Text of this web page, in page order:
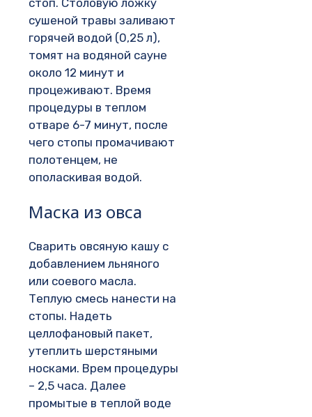
сушеной травы заливают
горячей водой (0,25 л),
томят на водяной сауне
около 12 минут и
процеживают. Время
процедуры в теплом
отваре 6-7 минут, после
чего стопы промачивают
полотенцем, не
ополаскивая водой.
Маска из овса
Сварить овсяную кашу с
добавлением льняного
или соевого масла.
Теплую смесь нанести на
стопы. Надеть
целлофановый пакет,
утеплить шерстяными
носками. Врем процедуры
– 2,5 часа. Далее
промытые в теплой воде